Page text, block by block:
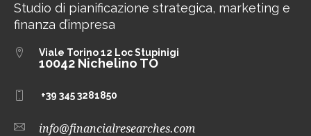
Studio di pianificazione strategica, marketing e
finanza d’impresa
Viale Torino 12 Loc Stupinigi
10042 Nichelino TO
+39 345 3281850
info@financialresearches.com